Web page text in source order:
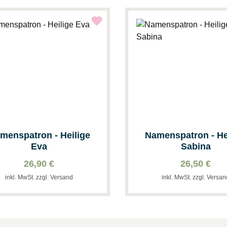
- Heilige
Eva
26,90 €
inkl. MwSt. zzgl. Versand
Namenspatron -
Sabina
26,50 €
inkl. MwSt. zzgl.